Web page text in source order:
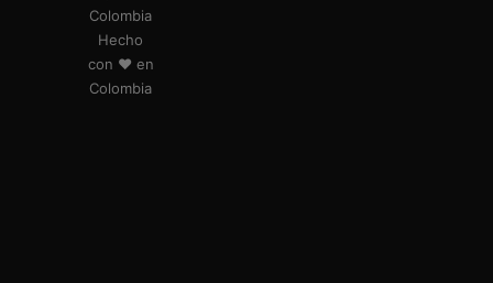
Colombia
Hecho
con ❤️ en
Colombia